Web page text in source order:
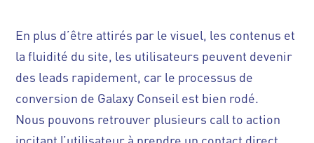
En plus d’être attirés par le visuel, les contenus et
la fluidité du site, les utilisateurs peuvent devenir
des leads rapidement, car le processus de
conversion de Galaxy Conseil est bien rodé.
Nous pouvons retrouver plusieurs call to action